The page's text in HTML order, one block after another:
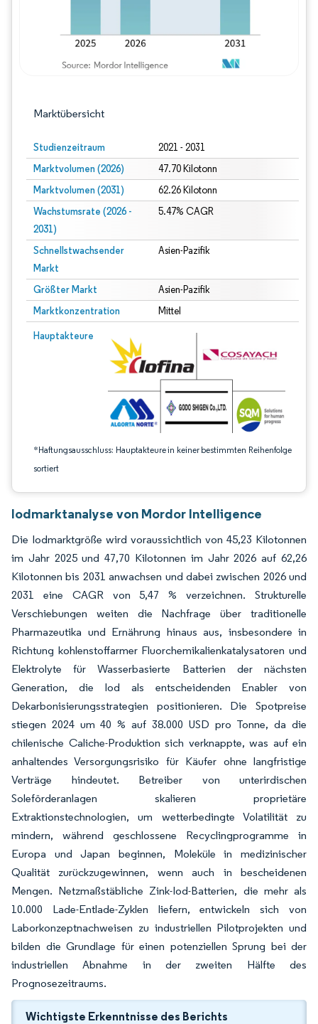
Marktübersicht
Studienzeitraum 2021 - 2031
Marktvolumen (2026) 47.70 Kilotonn
Marktvolumen (2031) 62.26 Kilotonn
Wachstumsrate (2026 -
2031)
5.47% CAGR
Schnellstwachsender
Markt
Asien-Pazifik
Größter Markt Asien-Pazifik
Marktkonzentration Mittel
Hauptakteure
*Haftungsausschluss: Hauptakteure in keiner bestimmten Reihenfolge
sortiert
Bild © Mordor Intelligence. Wiederverwendung erfordert Namensnennung
Iodmarktanalyse von Mordor Intelligence
Die Iodmarktgröße wird voraussichtlich von 45,23 Kilotonnen
im Jahr 2025 und 47,70 Kilotonnen im Jahr 2026 auf 62,26
Kilotonnen bis 2031 anwachsen und dabei zwischen 2026 und
2031 eine CAGR von 5,47 % verzeichnen. Strukturelle
Verschiebungen weiten die Nachfrage über traditionelle
Pharmazeutika und Ernährung hinaus aus, insbesondere in
Richtung kohlenstoffarmer Fluorchemikalienkatalysatoren und
Elektrolyte für Wasserbasierte Batterien der nächsten
Generation, die Iod als entscheidenden Enabler von
Dekarbonisierungsstrategien positionieren. Die Spotpreise
stiegen 2024 um 40 % auf 38.000 USD pro Tonne, da die
chilenische Caliche-Produktion sich verknappte, was auf ein
anhaltendes Versorgungsrisiko für Käufer ohne langfristige
Verträge hindeutet. Betreiber von unterirdischen
Soleförderanlagen skalieren proprietäre
Extraktionstechnologien, um wetterbedingte Volatilität zu
mindern, während geschlossene Recyclingprogramme in
Europa und Japan beginnen, Moleküle in medizinischer
Qualität zurückzugewinnen, wenn auch in bescheidenen
Mengen. Netzmaßstäbliche Zink-Iod-Batterien, die mehr als
10.000 Lade-Entlade-Zyklen liefern, entwickeln sich von
Laborkonzeptnachweisen zu industriellen Pilotprojekten und
bilden die Grundlage für einen potenziellen Sprung bei der
industriellen Abnahme in der zweiten Hälfte des
Prognosezeitraums.
Wichtigste Erkenntnisse des Berichts